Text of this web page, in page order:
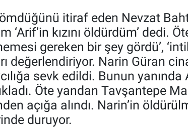
itiraf eden Nevzat
‘Arif’in kızını öldürdüm’ dedi.
gereken bir şey gördü’,
değerlendiriyor. Narin Güran
sevk edildi. Bunun yanında
Öte yandan Tavşantepe
açığa alındı. Narin’in
duruyor.